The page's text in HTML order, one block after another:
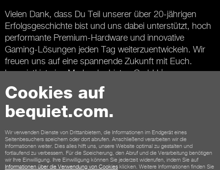
Cookies auf
bequiet.com.
Wir verwenden Dienste von Drittanbietern, die Informationen im Endgerät eines
Seitenbesuchers speichern oder dort abrufen. Anschließend verarbeiten wir die
Informationen weiter. Dies alles hilft uns, unsere Website optimal zu gestalten und
fortlaufend zu verbessern. Für die Speicherung, den Abruf und die Verarbeitung benötigen
wir Ihre Einwilligung. Ihre Einwilligung können Sie jederzeit widerrufen, indem Sie auf
Informationen über die Verwendung von Cookies klicken. Weitere Informationen finden Sie
Vielen Dank, dass Du Teil unserer über 20-jährigen
Erfolgsgeschichte bist und uns dabei unterstützt, hoch
performante Premium-Hardware und innovative
Gaming-Lösungen jeden Tag weiterzuentwickeln. Wir
freuen uns auf eine spannende Zukunft mit Euch.
be quiet! ist eine Marke der Listan GmbH |
www.listan.com
Kontakt
AGB Datenschutz Cookies
Impressum
AGB für Shopkunden
Widerrufsbelehrung
Zahlungsmöglichkeiten
Versandmöglichkeiten